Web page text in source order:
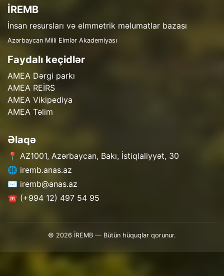
İREMB
İnsan resursları və elmmetrik məlumatlar bazası
Azərbaycan Milli Elmlər Akademiyası
Faydalı keçidlər
AMEA Dərgi parkı
AMEA REİRS
AMEA Vikipediya
AMEA Təlim
Əlaqə
📍 AZ1001, Azərbaycan, Bakı, İstiqlaliyyət, 30
🌐 iremb.anas.az
✉️ iremb@anas.az
☎️ (+994 12) 497 54 95
© 2026 İREMB — Bütün hüquqlar qorunur.